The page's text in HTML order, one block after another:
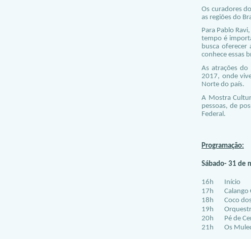
Os curadores
as regiões do
Para Pablo
tempo é
busca oferecer
conhece essas
As atrações do
2017, onde
Norte do país.
A Mostra
pessoas, de
Federal.
Programação:
Sábado- 31 de
16h Início
17h Calango
18h Coco dos
19h Orquestra
20h Pé de
21h Os